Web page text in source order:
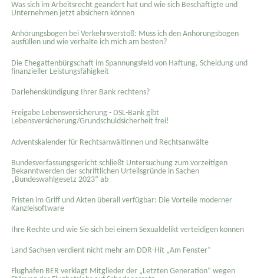
Was sich im Arbeitsrecht geändert hat und wie sich Beschäftigte und
Unternehmen jetzt absichern können
Anhörungsbogen bei Verkehrsverstoß: Muss ich den Anhörungsbogen
ausfüllen und wie verhalte ich mich am besten?
Die Ehegattenbürgschaft im Spannungsfeld von Haftung, Scheidung und
finanzieller Leistungsfähigkeit
Darlehenskündigung Ihrer Bank rechtens?
Freigabe Lebensversicherung - DSL-Bank gibt
Lebensversicherung/Grundschuldsicherheit frei!
Adventskalender für Rechtsanwältinnen und Rechtsanwälte
Bundesverfassungsgericht schließt Untersuchung zum vorzeitigen
Bekanntwerden der schriftlichen Urteilsgründe in Sachen
„Bundeswahlgesetz 2023“ ab
Fristen im Griff und Akten überall verfügbar: Die Vorteile moderner
Kanzleisoftware
Ihre Rechte und wie Sie sich bei einem Sexual­delikt verteidigen können
Land Sachsen verdient nicht mehr am DDR-Hit „Am Fenster“
Flughafen BER verklagt Mitglieder der „Letzten Generation“ wegen